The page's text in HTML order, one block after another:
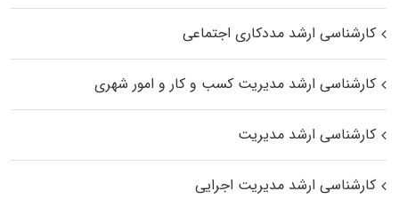
کارشناسی ارشد مددکاری اجتماعی
کارشناسی ارشد مدیریت کسب و کار و امور شهری
کارشناسی ارشد مدیریت
کارشناسی ارشد مدیریت اجرایی